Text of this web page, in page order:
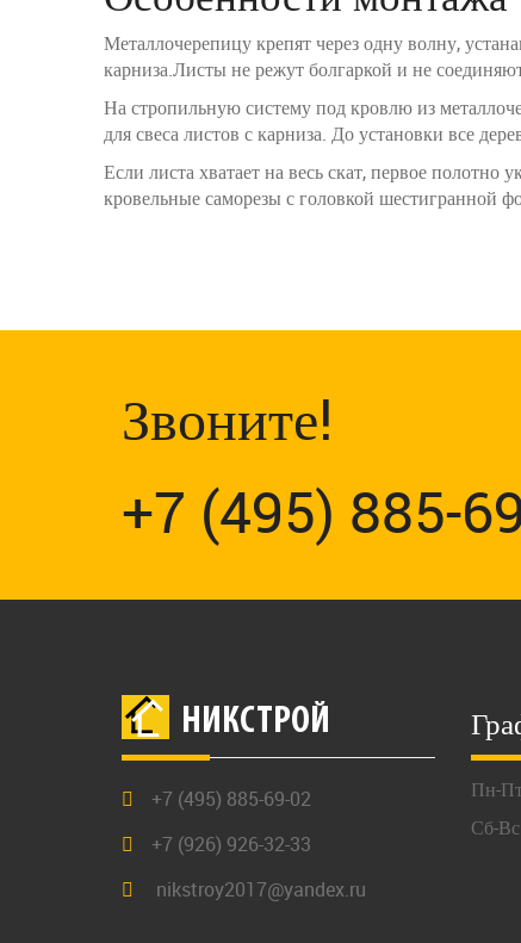
Металлочерепицу крепят через одну волну,
карниза.Листы не режут болгаркой и не
На стропильную систему под кровлю из
для свеса листов с карниза. До установки все
Если листа хватает на весь скат, первое
кровельные саморезы с головкой шестигранной
Звоните!
+7 (495) 885-
НИКСТРОЙ
+7 (495) 885-69-02
+7 (926) 926-32-33
nikstroy2017@yandex.ru
Пн-
Сб-